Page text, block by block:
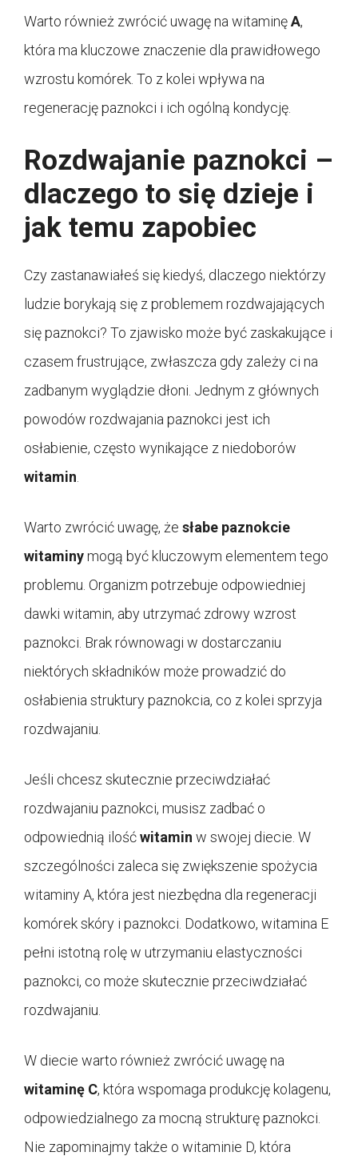
Warto również zwrócić uwagę na witaminęA,
która ma kluczowe znaczenie dla prawidłowego
wzrostu komórek. To z kolei wpływa na
regenerację paznokci i ich ogólną kondycję.
Rozdwajanie paznokci –
dlaczego to się dzieje i
jak temu zapobiec
Czy zastanawiałeś się kiedyś, dlaczego niektórzy
ludzie borykają się z problemem rozdwajających
się paznokci? To zjawisko może być zaskakujące i
czasem frustrujące, zwłaszcza gdy zależy ci na
zadbanym wyglądzie dłoni. Jednym z głównych
powodów rozdwajania paznokci jest ich
osłabienie, często wynikające z niedoborów
witamin
Warto zwrócić uwagę, że słabe paznokcie
witaminymogą być kluczowym elementem tego
problemu. Organizm potrzebuje odpowiedniej
dawki witamin, aby utrzymać zdrowy wzrost
paznokci. Brak równowagi w dostarczaniu
niektórych składników może prowadzić do
osłabienia struktury paznokcia, co z kolei sprzyja
rozdwajaniu.
Jeśli chcesz skutecznie przeciwdziałać
rozdwajaniu paznokci, musisz zadbać o
odpowiednią ilośćwitamin w swojej diecie. W
szczególności zaleca się zwiększenie spożycia
witaminy A, która jest niezbędna dla regeneracji
komórek skóry i paznokci. Dodatkowo, witamina E
pełni istotną rolę w utrzymaniu elastyczności
paznokci, co może skutecznie przeciwdziałać
rozdwajaniu.
W diecie warto również zwrócić uwagę na
witaminę C, która wspomaga produkcję kolagenu,
odpowiedzialnego za mocną strukturę paznokci.
Nie zapominajmy także o witaminie D, która